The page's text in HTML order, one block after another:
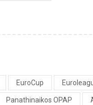
EuroCup
Panathinaikos OPAP